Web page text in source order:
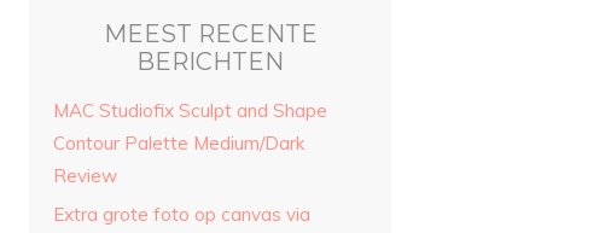
MEEST RECENTE
BERICHTEN
MAC Studiofix Sculpt and Shape
Contour Palette Medium/Dark
Review
Extra grote foto op canvas via